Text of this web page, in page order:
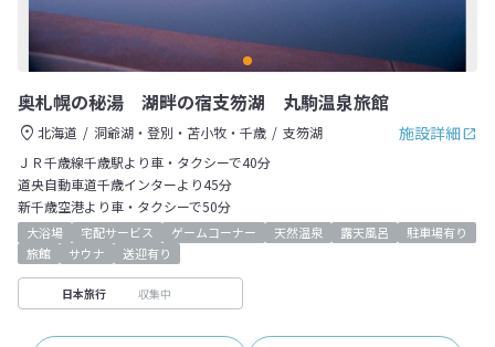
奥札幌の秘湯 湖畔の宿支笏湖 丸駒温泉旅館
施設詳細
北海道 洞爺湖・登別・苫小牧・千歳
支笏湖
ＪＲ千歳線千歳駅より車・タクシーで40分
道央自動車道千歳インターより45分
新千歳空港より車・タクシーで50分
大浴場 宅配サービス ゲームコーナー 天然温泉 露天風呂
駐車場有り
旅館
サウナ 送迎有り
日本旅行 収集中